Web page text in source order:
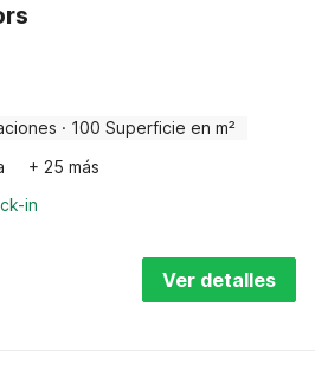
· 100 Superficie en m²
+ 25 más
in
Ver detalles